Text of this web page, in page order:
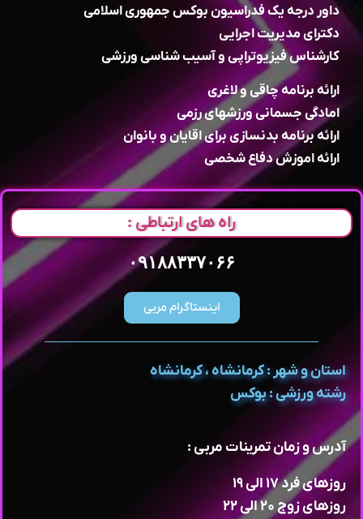
داور درجه یک فدراسیون بوکس جمهوری اسلامی
دکترای مدیریت اجرایی
کارشناس فیزیوتراپی و آسیب شناسی ورزشی
ارائه برنامه چاقی و لاغری
امادگی جسمانی ورزشهای رزمی
ارائه برنامه بدنسازی برای اقایان و بانوان
ارائه اموزش دفاع شخصی
راه های ارتباطی :
۰۹۱۸۸۳۳۷۰۶۶
اینستاگرام مربی
استان و شهر : کرمانشاه ، کرمانشاه
رشته ورزشی : بوکس
آدرس و زمان تمرینات مربی :
روزهای فرد ۱۷ الی ۱۹
روزهای زوج ۲۰ الی ۲۲